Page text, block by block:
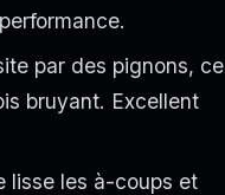
par des pignons, ce
bruyant. Excellent
lisse les à-coups et